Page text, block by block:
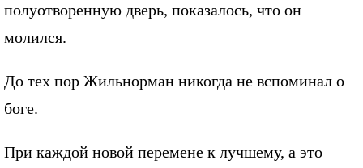
полуотворенную дверь, показалось, что он
молился.
До тех пор Жильнорман никогда не вспоминал о
боге.
При каждой новой перемене к лучшему, а это